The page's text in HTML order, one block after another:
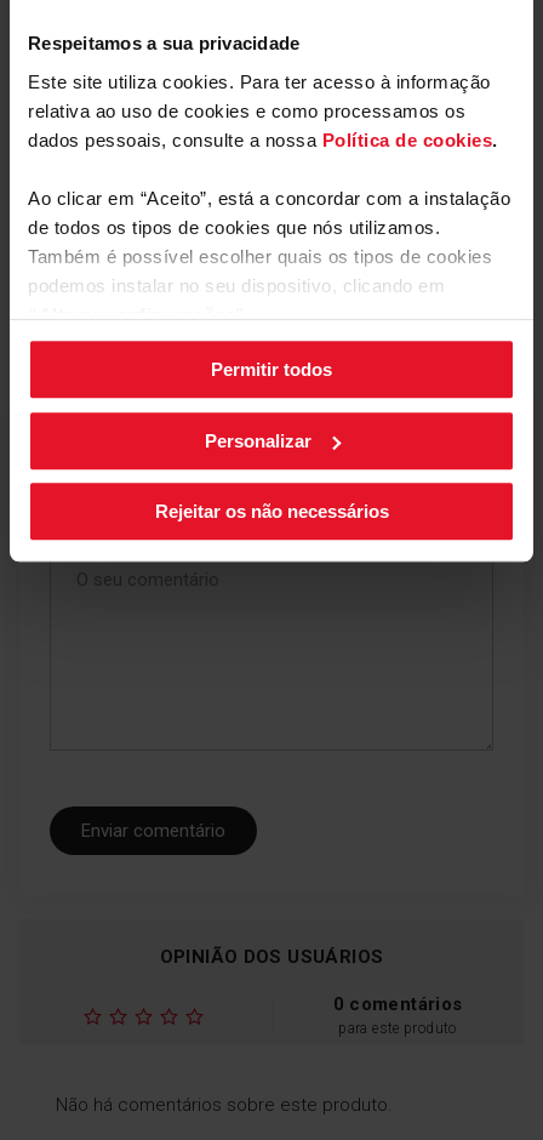
Respeitamos a sua privacidade
Este site utiliza cookies. Para ter acesso à informação
relativa ao uso de cookies e como processamos os
dados pessoais, consulte a nossa Política de cookies.
Ao clicar em “Aceito”, está a concordar com a instalação
de todos os tipos de cookies que nós utilizamos.
Também é possível escolher quais os tipos de cookies
podemos instalar no seu dispositivo, clicando em
“Alterar configurações”.
As suas configurações de cookies podem ser alteradas a
qualquer momento, clicando no botão preto posicionado
no canto inferior direito do ecrã.
Permitir todos
Personalizar
Rejeitar os não necessários
Rótulo energético
Ficha de produto
Ficha de produto
Descarregar
Manual do utilizador
Manual do utilizador
Descarregar
Mostrar mais
Comentários
Apelido
Enviar comentário
OPINIÃO DOS USUÁRIOS
0 comentários
para este produto
Não há comentários sobre este produto.